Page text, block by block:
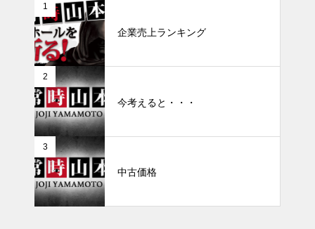
1
企業売上ランキング
2
今考えると・・・
3
中古価格